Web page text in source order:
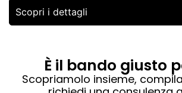
Scopri i dettagli
È il bando giusto
Scopriamolo insieme,